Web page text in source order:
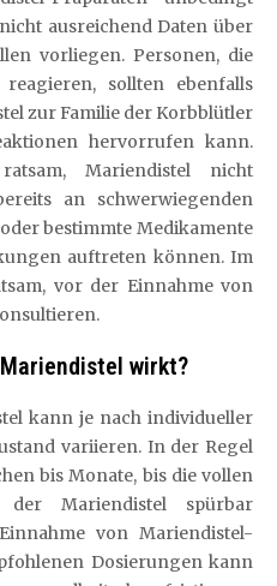
ausreichend Daten über
vorliegen. Personen, die
sollten ebenfalls
zur Familie der Korbblütler
hervorrufen kann.
Mariendistel nicht
an schwerwiegenden
bestimmte Medikamente
auftreten können. Im
vor der Einnahme von
wirkt?
kann je nach individueller
variieren. In der Regel
bis Monate, bis die vollen
der Mariendistel spürbar
von Mariendistel-
Dosierungen kann